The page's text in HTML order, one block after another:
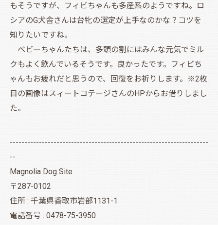
もそうですが、フィビちゃんも多産系のようですね。ロ
シアのG犬舎さんは台牝の選定が上手なのかな？コツを
知りたいですね。
ベビーちゃんたちは、多頭の割にはみんな元気でミル
クもよく飲んでいるそうです。良かったです。フィビち
ゃんもお疲れだと思うので、回復をお祈りします。※2枚
目の画像はスィートコテージさんのHPからお借りしまし
た。
--------------------------------------------------------------------
--
Magnolia Dog Site
〒287-0102
住所 : 千葉県香取市岩部1131-1
電話番号 : 0478-75-3950